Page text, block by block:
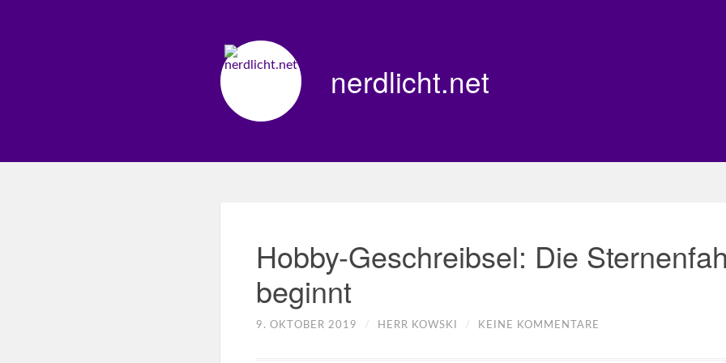
nerdlicht.net
Hobby-Geschreibsel: Die
beginnt
9. OKTOBER 2019 / HERR KOWSKI / KEINE KOMMENTARE